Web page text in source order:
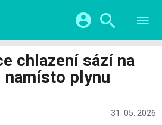
Google
Microsoft
chlazení sází na
plynu
31. 05. 2026